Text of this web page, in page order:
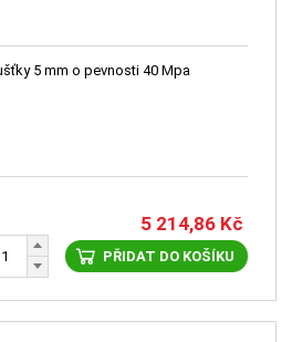
5 mm o pevnosti 40 Mpa
5 214,86 Kč
PŘIDAT DO KOŠÍKU